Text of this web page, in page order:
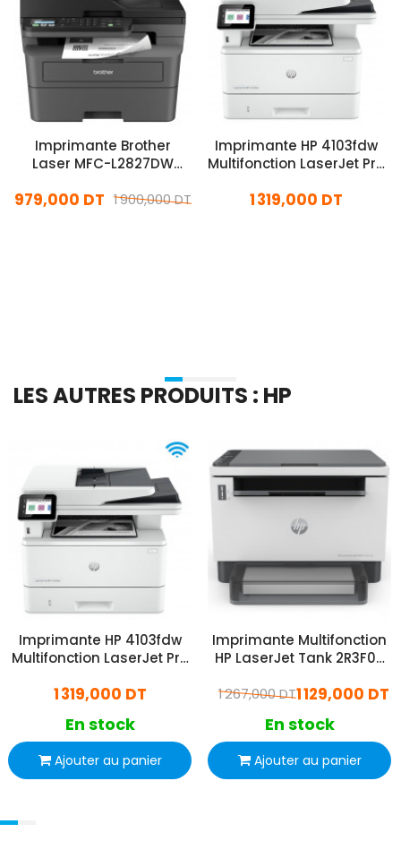
Imprimante Brother
Laser MFC-L2827DW
Monochrome Wifi
1 900,000 DT
979,000 DT
Imprimante HP 4103fdw
Multifonction LaserJet Pro
1 319,000 DT
LES AUTRES PRODUITS : HP
Imprimante HP 4103fdw
Multifonction LaserJet Pro
1 319,000 DT
En stock
Ajouter au panier
Imprimante Multifonction
HP LaserJet Tank 2R3F0A
1 129,000 DT
1 267,000 DT
En stock
Ajouter au panier